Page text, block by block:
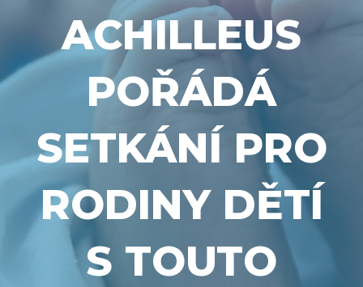
ACHILLEUS
POŘÁDÁ
SETKÁNÍ PRO
RODINY DĚTÍ
S TOUTO